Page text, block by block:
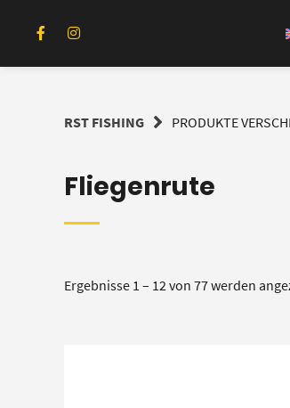
RST FISHING PRODUKTE
Fliegenrute
Ergebnisse 1 – 12 von 77 werden